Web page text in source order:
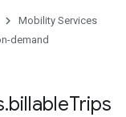
Mobility Services
demand
.billableTrips